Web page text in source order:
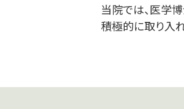
当院では、医学
積極的に取り入